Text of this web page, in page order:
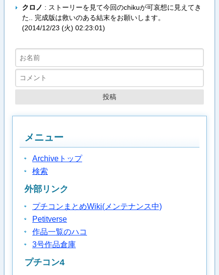
クロノ : ストーリーを見て今回のchikuが可哀想に見えてき
た.. 完成版は救いのある結末をお願いします。
(2014/12/23 (火) 02:23:01)
メニュー
Archiveトップ
検索
外部リンク
プチコンまとめWiki(メンテナンス中)
Petitverse
作品一覧のハコ
3号作品倉庫
プチコン4